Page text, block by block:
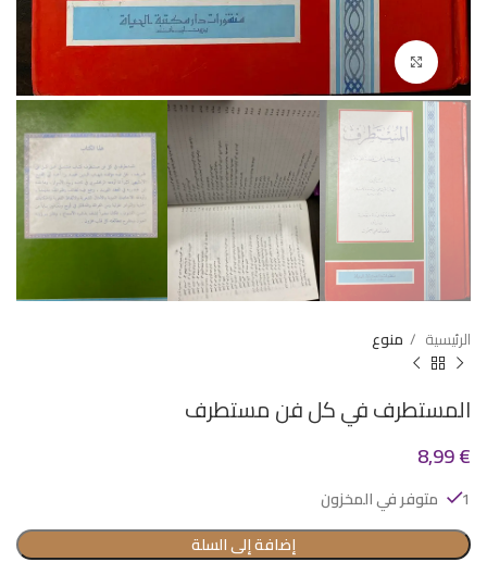
Click to enlarge
الرئيسية منوع
المستطرف في كل فن مستطرف
8,99€
1 متوفر في المخزون
إضافة إلى السلة